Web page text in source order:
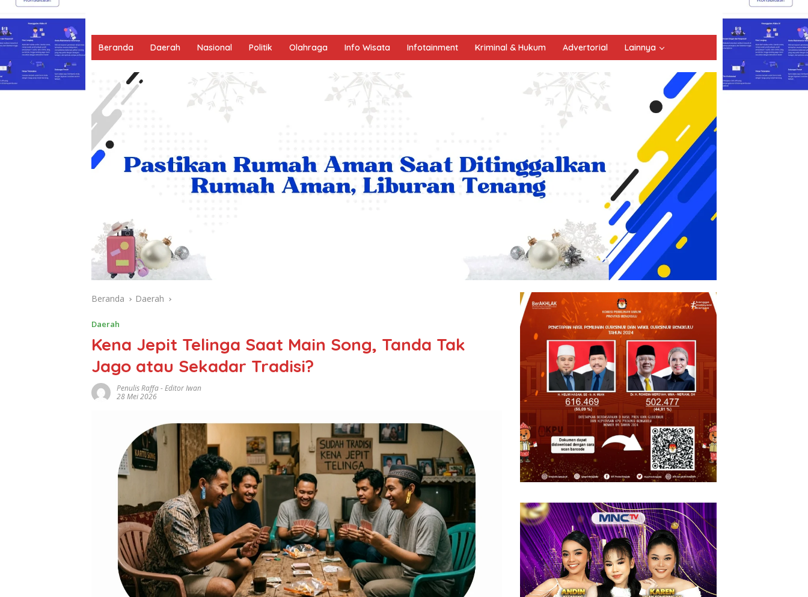
Beranda Daerah Nasional Politik Olahraga Info Wisata Infotainment Kriminal & Hukum Advertorial Lainnya
Beranda Daerah
Daerah
Kena Jepit Telinga Saat Main Song, Tanda Tak
Jago atau Sekadar Tradisi?
Penulis Raffa - Editor Iwan
28 Mei 2026